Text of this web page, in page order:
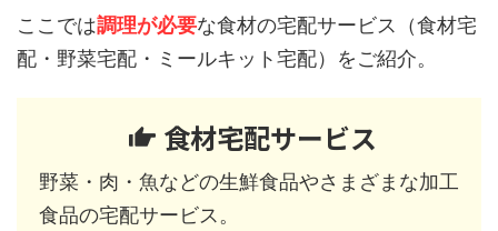
ここでは調理が必要な食材の宅配サービス（食材宅
配・野菜宅配・ミールキット宅配）をご紹介。
食材宅配サービス
野菜・肉・魚などの生鮮食品やさまざまな加工
食品の宅配サービス。